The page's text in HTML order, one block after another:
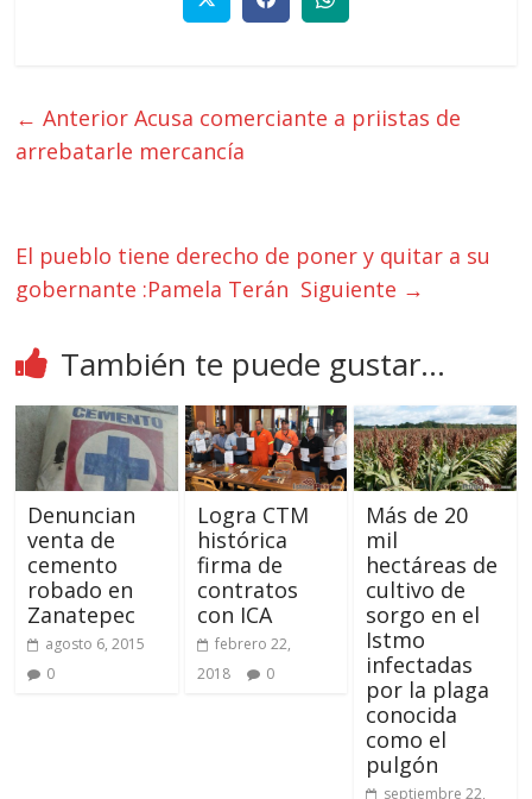
← Anterior Acusa comerciante a priistas de
arrebatarle mercancía
El pueblo tiene derecho de poner y quitar a su
gobernante :Pamela Terán Siguiente →
También te puede gustar...
Denuncian
venta de
cemento
robado en
Zanatepec
agosto 6, 2015
0
Logra CTM
histórica
firma de
contratos
con ICA
febrero 22,
2018
0
Más de 20
mil
hectáreas de
cultivo de
sorgo en el
Istmo
infectadas
por la plaga
conocida
como el
pulgón
septiembre 22,